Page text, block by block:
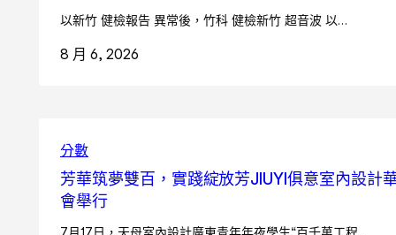
以新竹 健檢報告 異常後，竹科 健檢新竹 超音波 以…
8 月 6, 2026
分數
芳華筑夢雙百，實踐綻放芳JIUYI俱意室內設計
會舉行